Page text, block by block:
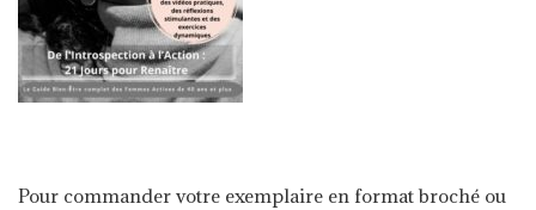
Pour commander votre exemplaire en format broché ou